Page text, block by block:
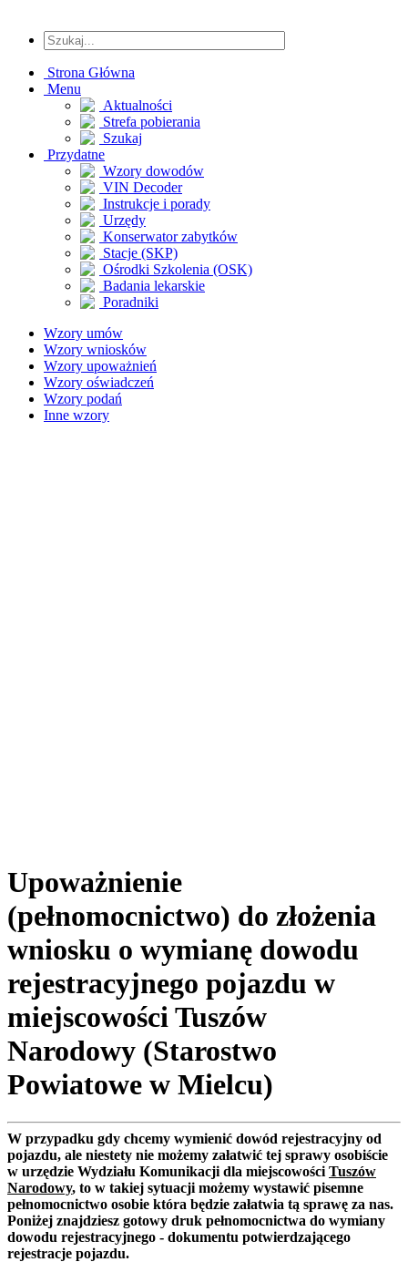
Strona Główna
Menu
Aktualności
Strefa pobierania
Szukaj
Przydatne
Wzory dowodów
VIN Decoder
Instrukcje i porady
Urzędy
Konserwator zabytków
Stacje (SKP)
Ośrodki Szkolenia (OSK)
Badania lekarskie
Poradniki
Wzory umów
Wzory wniosków
Wzory upoważnień
Wzory oświadczeń
Wzory podań
Inne wzory
Upoważnienie
(pełnomocnictwo) do złożenia
wniosku o wymianę dowodu
rejestracyjnego pojazdu w
miejscowości Tuszów
Narodowy (Starostwo
Powiatowe w Mielcu)
W przypadku gdy chcemy wymienić dowód rejestracyjny od
pojazdu, ale niestety nie możemy załatwić tej sprawy osobiście
w urzędzie Wydziału Komunikacji dla miejscowości Tuszów
Narodowy, to w takiej sytuacji możemy wystawić pisemne
pełnomocnictwo osobie która będzie załatwia tą sprawę za nas.
Poniżej znajdziesz gotowy druk pełnomocnictwa do wymiany
dowodu rejestracyjnego - dokumentu potwierdzającego
rejestracje pojazdu.